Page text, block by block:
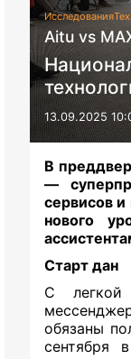
Исследования
Aitu vs
13.09.2025
В
—
сервисов
нового
Старт дан
С легкой
обязаны
сентября